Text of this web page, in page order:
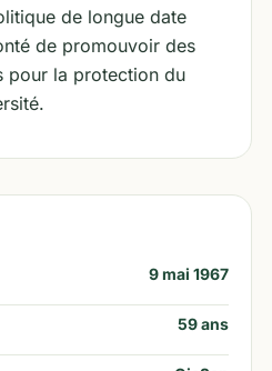
de longue date
de promouvoir des
pour la protection du
9 mai 1967
59ans